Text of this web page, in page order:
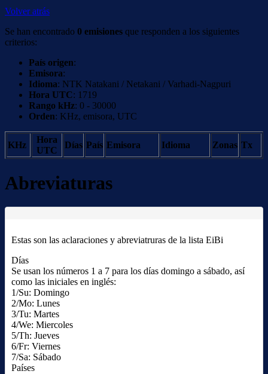
Volver atrás
Se han encontrado 0 emisiones que responden a los siguientes
criterios:
País origen:
Emisora:
Idioma: NTK Natakani / Netakani / Varhadi-Nagpuri
Hora UTC: 1719
Rango kHz: 0 - 30000
Orden: KHz, emisora, UTC
KHz
Hora
UTC
Días País Emisora Idioma Zonas Tx
Abreviaturas
Estas son las aclaraciones y abreviatruras de la lista EiBi
Días
Se usan los números 1 a 7 para los días domingo a sábado, así
como las iniciales en inglés:
1/Su: Domingo
2/Mo: Lunes
3/Tu: Martes
4/We: Miercoles
5/Th: Jueves
6/Fr: Viernes
7/Sa: Sábado
Países